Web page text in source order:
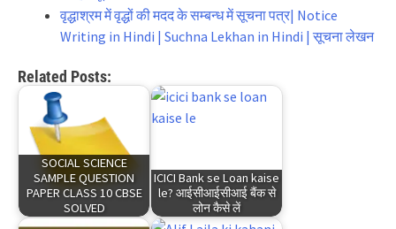
वृद्धाश्रम में वृद्धों की मदद के सम्बन्ध में सूचना पत्र| Notice
Writing in Hindi | Suchna Lekhan in Hindi | सूचना लेखन
Related Posts:
SOCIAL SCIENCE
SAMPLE QUESTION
PAPER CLASS 10 CBSE
SOLVED
ICICI Bank se Loan kaise
le? आईसीआईसीआई बैंक से
लोन कैसे लें